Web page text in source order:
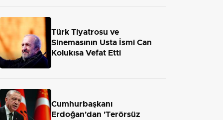
Türk Tiyatrosu ve
Sinemasının Usta İsmi Can
Kolukısa Vefat Etti
Cumhurbaşkanı
Erdoğan'dan 'Terörsüz